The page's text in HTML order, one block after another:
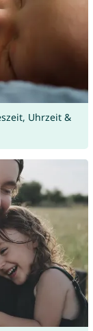
Uhrzeit &